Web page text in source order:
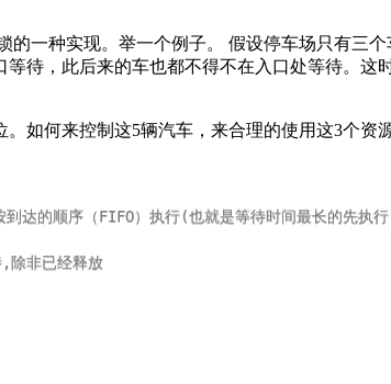
的一种实现。举一个例子。 假设停车场只有三
待，此后来的车也都不得不在入口处等待。
如何来控制这5辆汽车，来合理的使用这3个资
的顺序（FIFO）执行(也就是等待时间最长的先执行
非已经释放